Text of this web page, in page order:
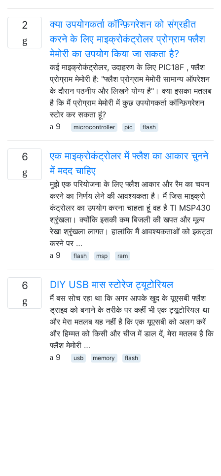
2
क्या उपयोगकर्ता कॉन्फ़िगरेशन को संग्रहीत
करने के लिए माइक्रोकंट्रोलर प्रोग्राम फ्लैश
मेमोरी का उपयोग किया जा सकता है?
कई माइक्रोकंट्रोलर, उदाहरण के लिए PIC18F , फ्लैश
प्रोग्राम मेमोरी है: "फ्लैश प्रोग्राम मेमोरी सामान्य ऑपरेशन
के दौरान पठनीय और लिखने योग्य है"। क्या इसका मतलब
है कि मैं प्रोग्राम मेमोरी में कुछ उपयोगकर्ता कॉन्फ़िगरेशन
स्टोर कर सकता हूं?
9
microcontroller pic flash
6
एक माइक्रोकंट्रोलर में फ्लैश का आकार चुनने
में मदद चाहिए
मुझे एक परियोजना के लिए फ्लैश आकार और रैम का चयन
करने का निर्णय लेने की आवश्यकता है। मैं जिस माइक्रो
कंट्रोलर का उपयोग करना चाहता हूं वह है TI MSP430
श्रृंखला। क्योंकि इसकी कम बिजली की खपत और मूल्य
रेखा श्रृंखला लागत। हालांकि मैं आवश्यकताओं को इकट्ठा
करने पर …
9
flash msp ram
6 DIY USB मास स्टोरेज ट्यूटोरियल
मैं बस सोच रहा था कि अगर आपके खुद के यूएसबी फ्लैश
ड्राइव को बनाने के तरीके पर कहीं भी एक ट्यूटोरियल था
और मेरा मतलब यह नहीं है कि एक यूएसबी को अलग करें
और हिम्मत को किसी और चीज में डाल दें, मेरा मतलब है कि
फ्लैश मेमोरी …
9
usb memory flash